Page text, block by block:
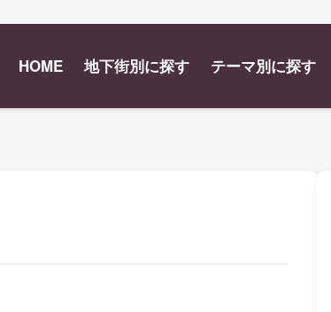
HOME 地下街別に探す テーマ別に探す